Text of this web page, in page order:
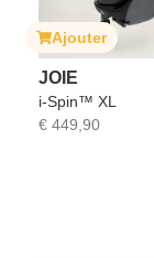
Ajouter
JOIE
i-Spin™ XL
€ 449,90